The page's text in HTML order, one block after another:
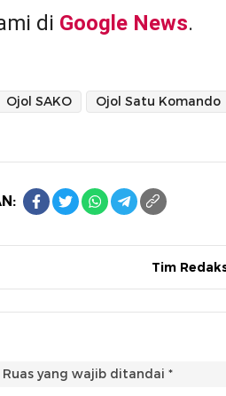
di Google News.
Ojol SAKO
Ojol Satu Komando
Tim
Ruas yang wajib ditandai *